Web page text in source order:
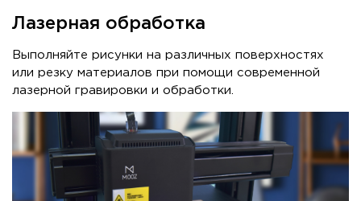
Лазерная обработка
Выполняйте рисунки на различных поверхностях
или резку материалов при помощи современной
лазерной гравировки и обработки.